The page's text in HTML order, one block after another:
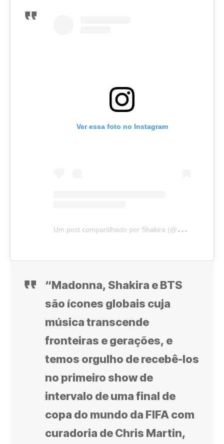
Ver essa foto no Instagram
U
m post compartilhado por Shakira (@shakira)
“Madonna, Shakira e BTS
são ícones globais cuja
música transcende
fronteiras e gerações, e
temos orgulho de recebê-los
no primeiro show de
intervalo de uma final de
copa do mundo da FIFA com
curadoria de Chris Martin,